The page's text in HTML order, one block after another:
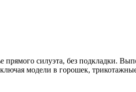
прямого силуэта, без подкладки.
модели в горошек,